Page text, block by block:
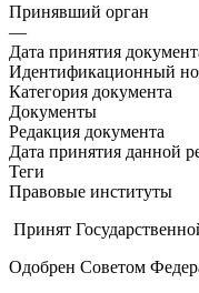
Принявший орган
—
Дата принятия
Идентификационный
Категория документа
Документы
Редакция документа
Дата принятия данной
Теги
Правовые институты
Принят
Одобрен Советом